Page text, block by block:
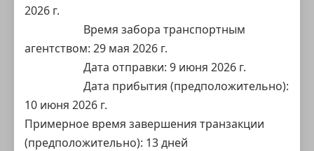
2026 г.
Время забора транспортным
агентством: 29 мая 2026 г.
Дата отправки: 9 июня 2026 г.
Дата прибытия (предположительно):
10 июня 2026 г.
Примерное время завершения транзакции
(предположительно): 13 дней